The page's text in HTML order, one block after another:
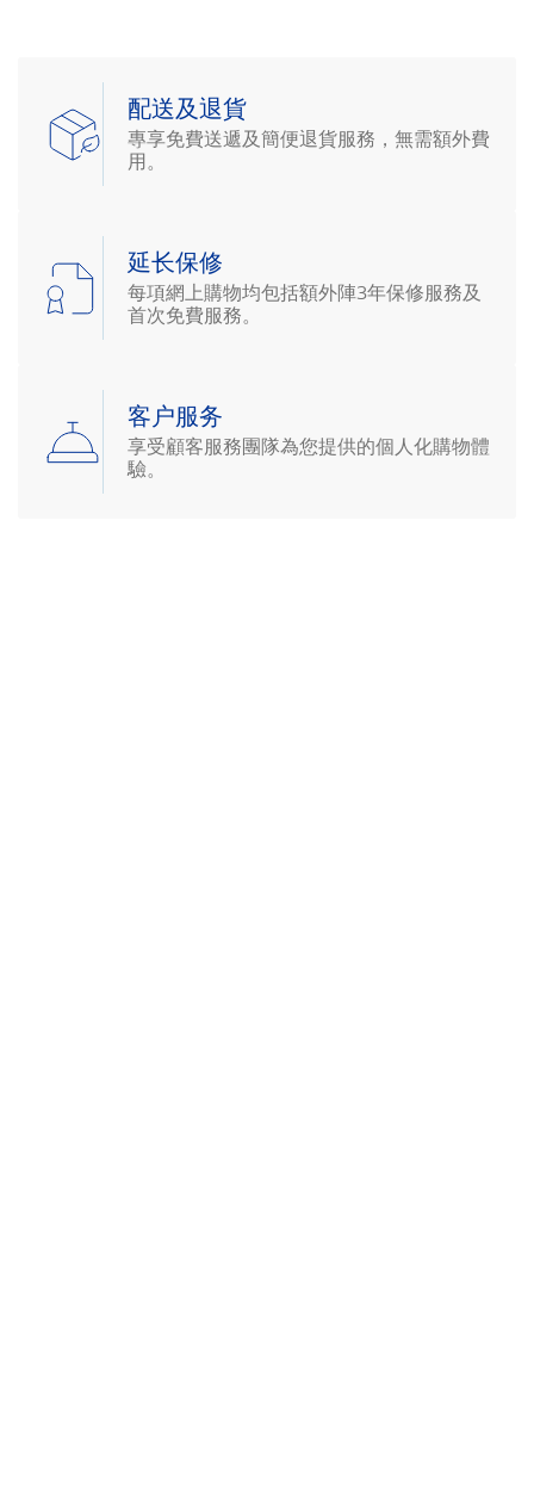
配送及退貨
專享免費送遞及簡便退貨服務，無需額外費
用。
延长保修
每項網上購物均包括額外陣3年保修服務及
首次免費服務。
客户服务
享受顧客服務團隊為您提供的個人化購物體
驗。